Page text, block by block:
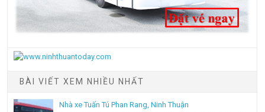
BÀI VIẾT XEM NHIỀU NHẤT
Nhà xe Tuấn Tú Phan Rang, Ninh Thuận